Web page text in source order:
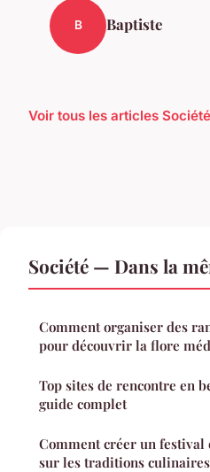
B Baptiste
Voir tous les articles
Société — Dans la
Comment organiser des
pour découvrir la flore
Top sites de rencontre en
guide complet
Comment créer un
sur les traditions